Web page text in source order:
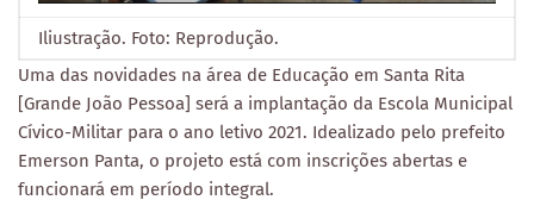
Iliustração. Foto: Reprodução.
Uma das novidades na área de Educação em Santa Rita
[Grande João Pessoa] será a implantação da Escola Municipal
Cívico-Militar para o ano letivo 2021. Idealizado pelo prefeito
Emerson Panta, o projeto está com inscrições abertas e
funcionará em período integral.